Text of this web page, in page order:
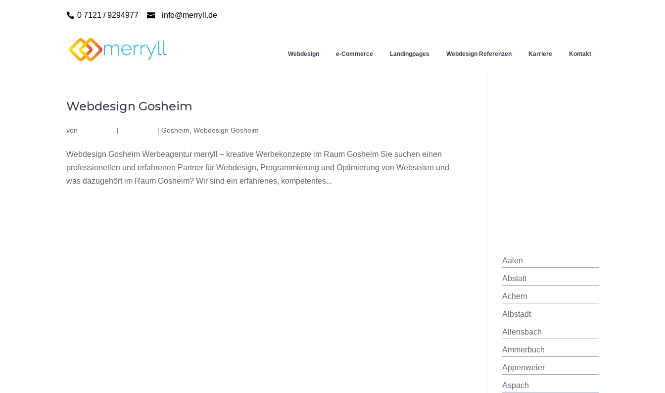
0 7121 / 9294977 info@merryll.de
Webdesign e-Commerce Landingpages Webdesign Referenzen Karriere Kontakt
Webdesign Gosheim
von | |Gosheim ,Webdesign Gosheim
Webdesign Gosheim Werbeagentur merryll – kreative Werbekonzepte im Raum Gosheim Sie suchen einen
professionellen und erfahrenen Partner für Webdesign, Programmierung und Optimierung von Webseiten und
was dazugehört im Raum Gosheim? Wir sind ein erfahrenes, kompetentes...
Aalen
Abstatt
Achern
Albstadt
Allensbach
Ammerbuch
Appenweier
Aspach